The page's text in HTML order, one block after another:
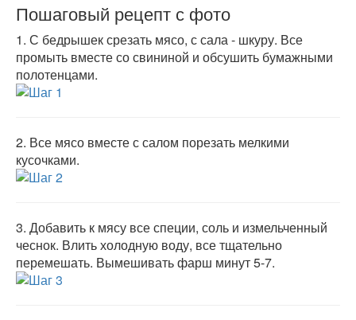
Пошаговый рецепт с фото
1. С бедрышек срезать мясо, с сала - шкуру. Все
промыть вместе со свининой и обсушить бумажными
полотенцами.
2. Все мясо вместе с салом порезать мелкими
кусочками.
3. Добавить к мясу все специи, соль и измельченный
чеснок. Влить холодную воду, все тщательно
перемешать. Вымешивать фарш минут 5-7.